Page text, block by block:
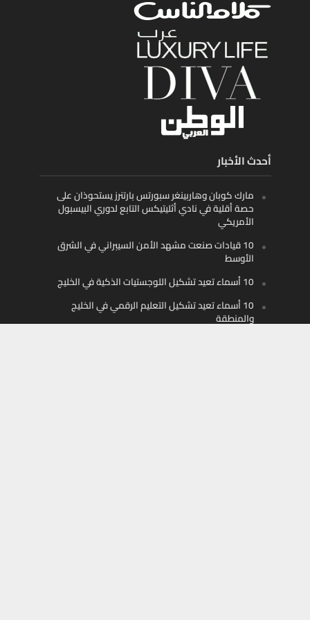
أحدث الأخبار
مارك كوبان وهاربينغر سبورتس بارتنرز يستحوذان على
حصة أقلية في نادي أثليتيكس التابع لدوري البيسبول
الأمريكي
10 قيادات صنعت مشهد الأمن السيبراني في الشرق
الأوسط
10 أسماء تعيد تشكيل اللوجستيات الذكية في الخليج
10 أسماء تعيد تشكيل التعليم الرقمي في الخليج
والمنطقة